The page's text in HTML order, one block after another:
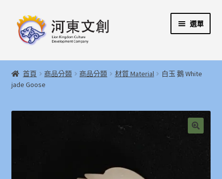
跳
至
跳
至
容
選單
首頁
開
河東文創開發股份有限公司
選
單
河東堂獅子博物館
展
開
子
購物指引
首頁 商品分類 商品分類 材質 Material
白玉 鵝 White
jade Goose